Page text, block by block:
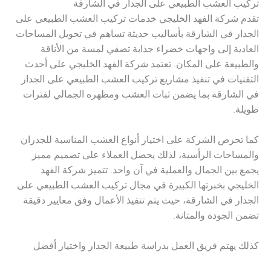
تركيب العشب الطبيعي على الجدار في الشارقة
تقدم شركة الفهد الخليجي خدمات تركيب العشب الطبيعي على
الجدار في الشارقة بأساليب حديثة تساهم في تحويل المساحات
العادية إلى واجهات خضراء جذابة تضفي لمسة من الأناقة
والطبيعة على المكان. تعتمد شركة الفهد الخليجي على أحدث
التقنيات في تنفيذ مشاريع تركيب العشب الطبيعي على الجدار
في الشارقة بما يضمن ثبات العشب ومظهره الجمالي لفترات
طويلة.
كما تحرص الشركة على اختيار أنواع العشب المناسبة للجدران
والمساحات الرأسية، لذلك يحصل العملاء على تصميم مميز
يجمع بين الجمال والعملية في آن واحد. تتميز شركة الفهد
الخليجي بخبرتها الكبيرة في مجال تركيب العشب الطبيعي على
الجدار في الشارقة، حيث يتم تنفيذ الأعمال وفق معايير دقيقة
تضمن الجودة والمتانة.
كذلك يهتم فريق العمل بدراسة طبيعة الجدار واختيار أفضل